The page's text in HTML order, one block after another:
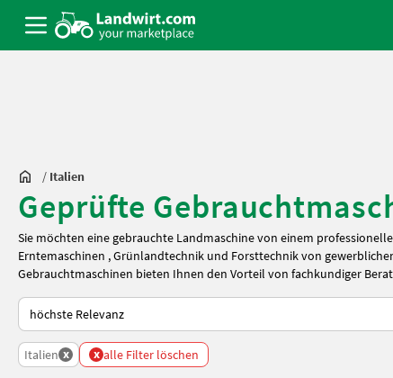
/ Italien
Geprüfte
Sie möchten eine gebrauchte Landmaschine von einem
Erntemaschinen ,Grünlandtechnik und Forsttechnikvon
Gebrauchtmaschinen bieten Ihnen den Vorteil von fachkundiger
So wird auf Landwirt.com sortiert
Italien x x alle Filter löschen